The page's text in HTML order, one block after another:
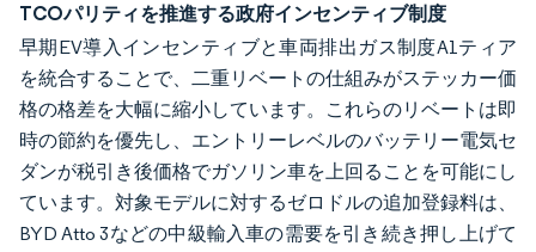
TCOパリティを推進する政府インセンティブ制度
早期EV導入インセンティブと車両排出ガス制度A1ティア
を統合することで、二重リベートの仕組みがステッカー価
格の格差を大幅に縮小しています。これらのリベートは即
時の節約を優先し、エントリーレベルのバッテリー電気セ
ダンが税引き後価格でガソリン車を上回ることを可能にし
ています。対象モデルに対するゼロドルの追加登録料は、
BYD Atto 3などの中級輸入車の需要を引き続き押し上げて